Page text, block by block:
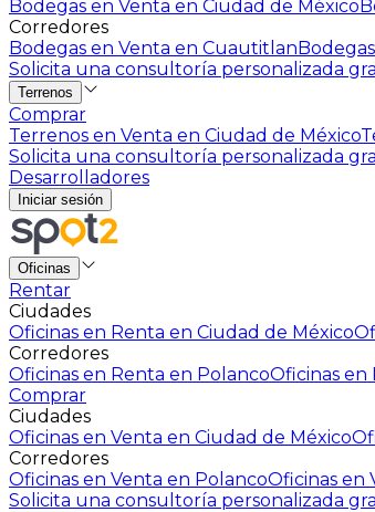
Bodegas en Venta en Ciudad de México
Corredores
Bodegas en Venta en Cuautitlan
Solicita una consultoría personalizada
Terrenos
Comprar
Terrenos en Venta en Ciudad de México
Solicita una consultoría personalizada
Desarrolladores
Iniciar sesión
Oficinas
Rentar
Ciudades
Oficinas en Renta en Ciudad de México
Corredores
Oficinas en Renta en PolancoOficinas en
Comprar
Ciudades
Oficinas en Venta en Ciudad de México
Corredores
Oficinas en Venta en PolancoOficinas en
Solicita una consultoría personalizada